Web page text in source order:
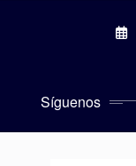
Síguenos